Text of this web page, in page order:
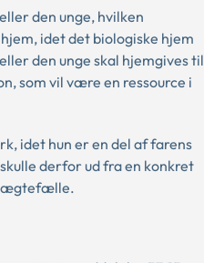
den unge, hvilken
idet det biologiske hjem
den unge skal hjemgives til
som vil være en ressource i
idet hun er en del af farens
derfor ud fra en konkret
ægtefælle.